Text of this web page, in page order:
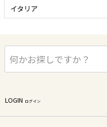
イタリア
LOGIN ログイン